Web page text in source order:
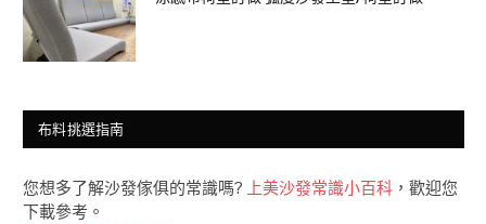
布料挑選指南
您想多了解沙發傢俱的常識嗎? 上美沙發常識小百科 ，歡迎您
下載參考。